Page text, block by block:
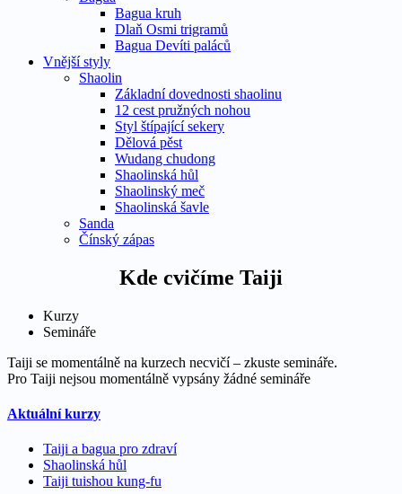
Bagua kruh
Dlaň Osmi trigramů
Bagua Devíti paláců
Vnější styly
Shaolin
Základní dovednosti shaolinu
12 cest pružných nohou
Styl štípající sekery
Dělová pěst
Wudang chudong
Shaolinská hůl
Shaolinský meč
Shaolinská šavle
Sanda
Čínský zápas
Kde cvičíme Taiji
Kurzy
Semináře
Taiji se momentálně na kurzech necvičí – zkuste semináře.
Pro Taiji nejsou momentálně vypsány žádné semináře
Aktuální kurzy
Taiji a bagua pro zdraví
Shaolinská hůl
Taiji tuishou kung-fu